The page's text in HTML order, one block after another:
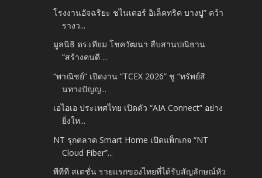
โรงงานอัจฉริยะ ชไนเดอร์ อิเล็คทริค บางปู” คว้า
รางว...
มูลนิธิ ดร.เทียม โชควัฒนา สืบสานปณิธาน
“สร้างคนดี ...
“พาณิชย์” เปิดงาน “TCEX 2026” ชู “ทรัพย์สิ
นทางปัญญ...
เอไอเอ ประเทศไทย เปิดตัว “AIA Connect” อย่าง
ยิ่งให...
NT รุกตลาด Smart Home เปิดแพ็กเกจ “NT
Cloud Fiber”...
พีทีที สเตชั่น รายแรกของไทยที่ได้รับสัญลักษณ์หัว